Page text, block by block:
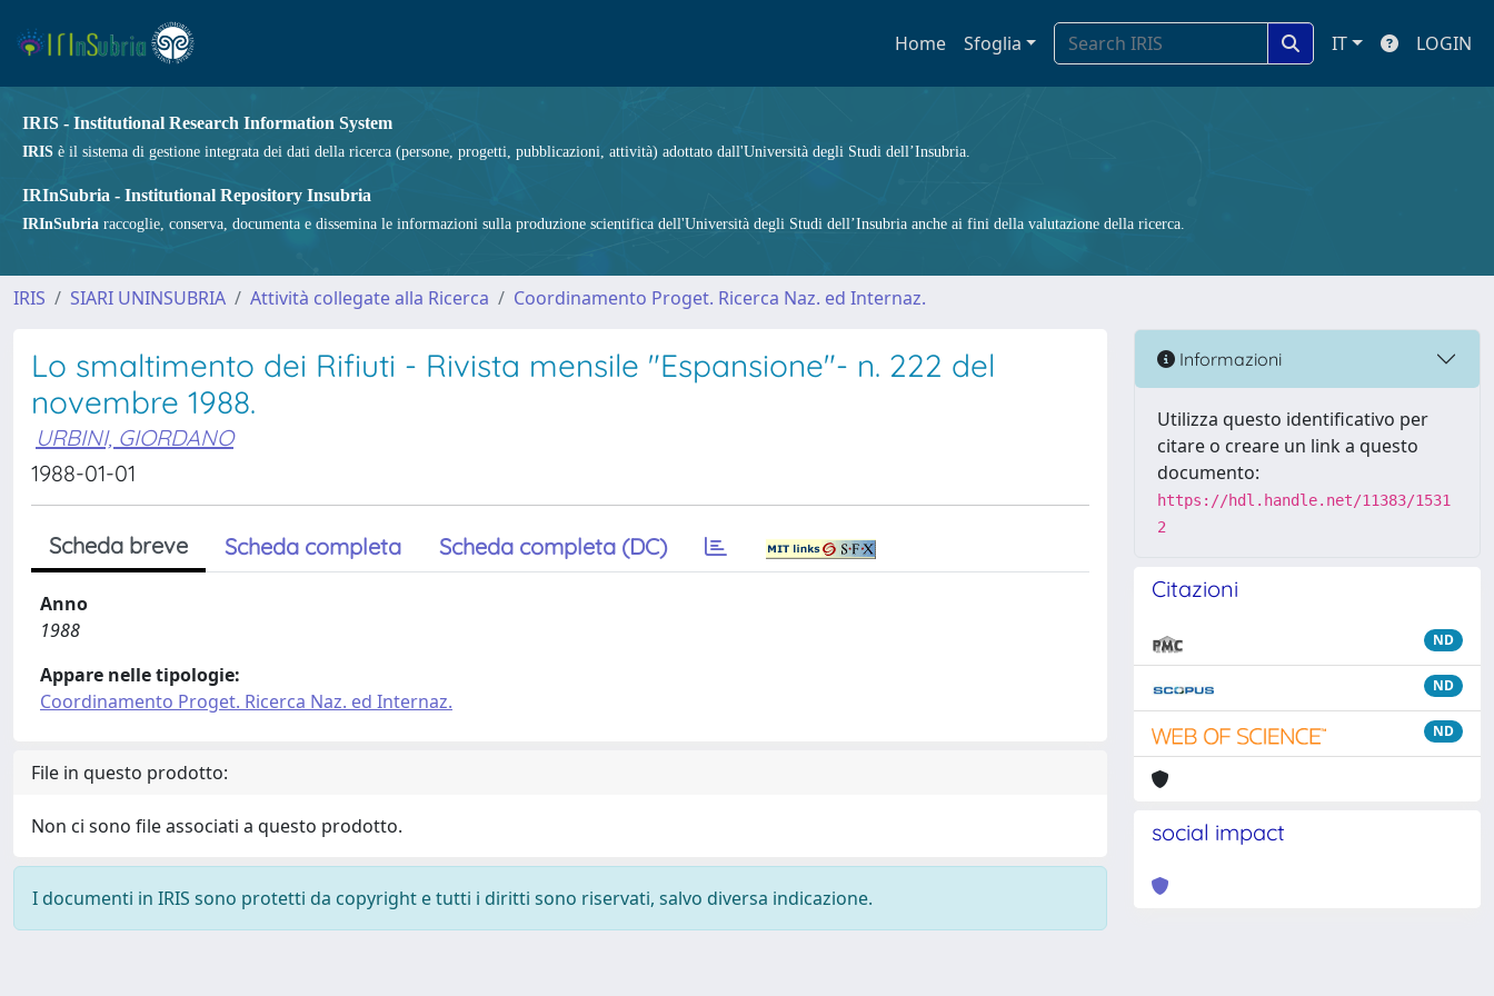
Home Sfoglia IT LOGIN
IRIS - Institutional Research Information System
IRIS è il sistema di gestione integrata dei dati della ricerca (persone, progetti, pubblicazioni, attività) adottato dall'Università degli Studi dell’Insubria.
IRInSubria - Institutional Repository Insubria
IRInSubria raccoglie, conserva, documenta e dissemina le informazioni sulla produzione scientifica dell'Università degli Studi dell’Insubria anche ai fini della valutazione della ricerca.
IRIS SIARI UNINSUBRIA Attività collegate alla Ricerca Coordinamento Proget. Ricerca Naz. ed Internaz.
Lo smaltimento dei Rifiuti - Rivista mensile "Espansione"- n. 222 del
novembre 1988.
URBINI, GIORDANO
1988-01-01
Scheda breve Scheda completa Scheda completa (DC)
Anno
1988
Appare nelle tipologie:
Coordinamento Proget. Ricerca Naz. ed Internaz.
File in questo prodotto:
Non ci sono file associati a questo prodotto.
I documenti in IRIS sono protetti da copyright e tutti i diritti sono riservati, salvo diversa indicazione.
Informazioni
Utilizza questo identificativo per
citare o creare un link a questo
documento:
https://hdl.handle.net/11383/1531
2
Citazioni
ND
ND
ND
social impact